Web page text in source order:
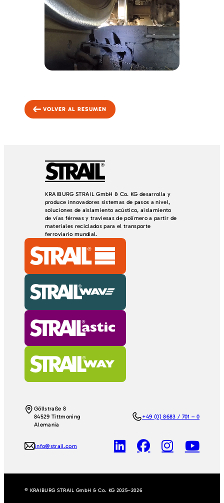
VOLVER AL RESUMEN
KRAIBURG STRAIL GmbH & Co. KG desarrolla y
produce innovadores sistemas de pasos a nivel,
soluciones de aislamiento acústico, aislamiento
de vías férreas y traviesas de polímero a partir de
materiales reciclados para el transporte
ferroviario mundial.
Göllstraße 8
84529 Tittmoning
Alemania
+49 (0) 8683 / 701 – 0
info@strail.com
© KRAIBURG STRAIL GmbH & Co. KG 2025–2026